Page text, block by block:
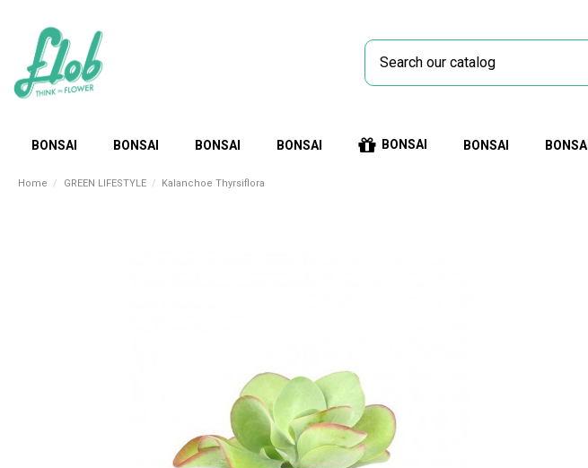
BONSAI BONSAI BONSAI BONSAI BONSAI BONSAI BONSAI
Home GREEN LIFESTYLE Kalanchoe Thyrsiflora